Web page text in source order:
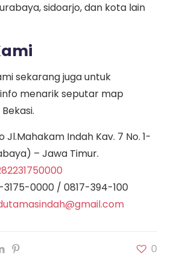
sidoarjo, dan kota lain
sekarang juga untuk
menarik seputar map
Jl.Mahakam Indah Kav. 7 No. 1-
– Jawa Timur.
3175-0000/ 0817-394-100
0